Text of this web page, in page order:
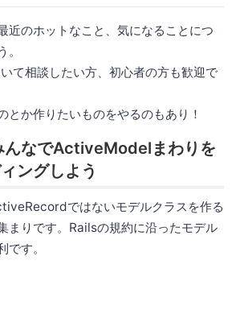
近のホットなこと、気になることにつ
て相談したい方、初心者の方も歓迎で
とか作りたいものをやるのもあり！
んなでActiveModelまわりを
ングしよう
ではないモデルクラスを作る
まりです。Railsの規約に沿ったモデル
です。